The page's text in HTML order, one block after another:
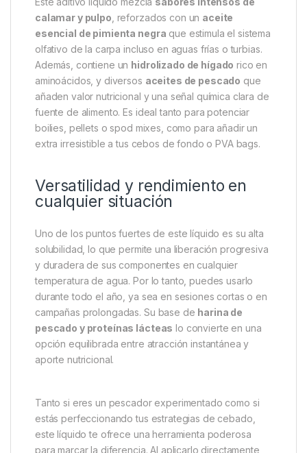
Cuando se trata de atraer carpas con eficacia, cada
detalle cuenta. ElDynamite Baits Peppered Squid
Liquides una auténtica bomba de atracción
diseñada para despertar el instinto alimenticio incluso
de los peces más reacios. Su fórmula combina
algunos de los ingredientes más efectivos del
carpfishing moderno, creando un líquido denso,
nutritivo y altamente apetecible para la carpa.
calamar y pulpo, reforzados con unaceite
esencial de pimienta negraque estimula el sistema
Además, contiene unhidrolizado de hígado rico en
aminoácidos, y diversosaceites de pescadoque
añaden valor nutricional y una señal química clara de
fuente de alimento. Es ideal tanto para potenciar
boilies, pellets o spod mixes, como para añadir un
extra irresistible a tus cebos de fondo o PVA bags.
Versatilidad y rendimiento en
cualquier situación
Uno de los puntos fuertes de este líquido es su alta
solubilidad, lo que permite una liberación progresiva
y duradera de sus componentes en cualquier
temperatura de agua. Por lo tanto, puedes usarlo